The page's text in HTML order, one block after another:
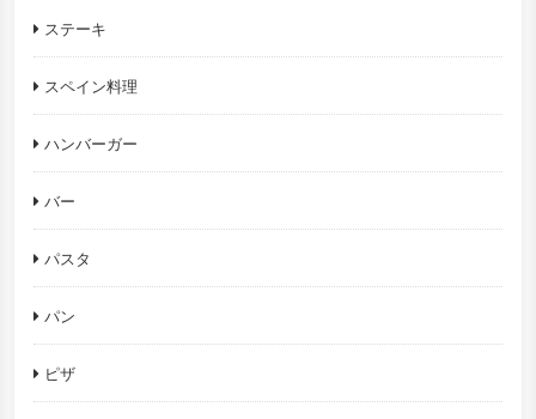
ステーキ
スペイン料理
ハンバーガー
バー
パスタ
パン
ピザ